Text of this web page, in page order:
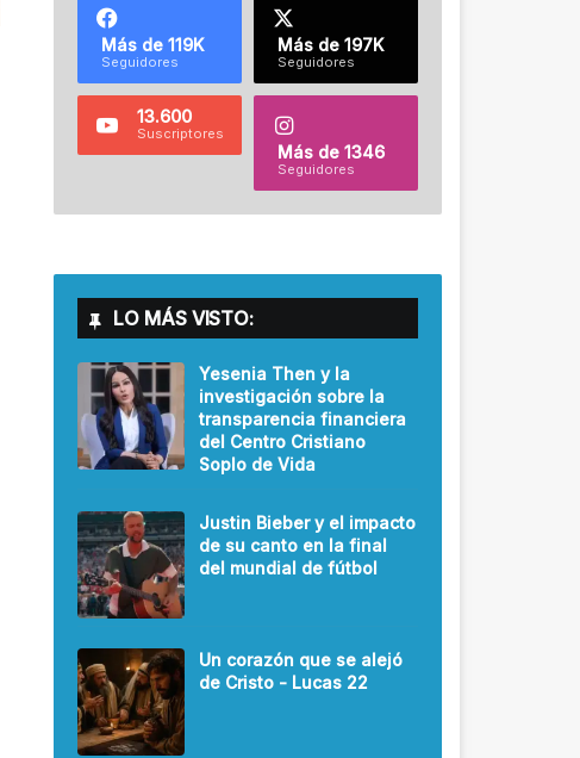
Más de 119K
Seguidores
Más de 197K
Seguidores
13.600
Suscriptores
Más de 1346
Seguidores
LO MÁS VISTO:
Yesenia Then y la
investigación sobre la
transparencia financiera
del Centro Cristiano
Soplo de Vida
Justin Bieber y el impacto
de su canto en la final
del mundial de fútbol
Un corazón que se alejó
de Cristo - Lucas 22